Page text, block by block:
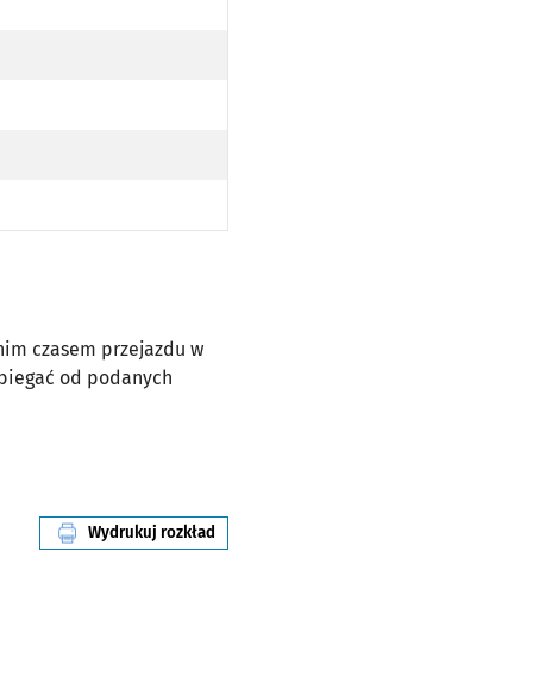
czasem przejazdu w
od podanych
Wydrukuj rozkład
linii nr 104